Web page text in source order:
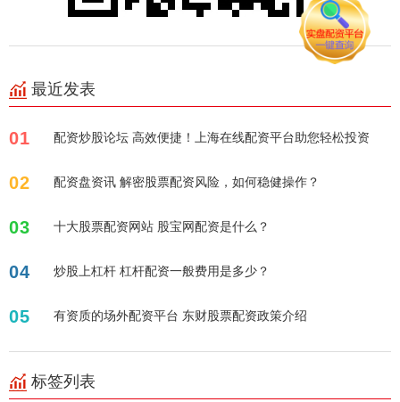
最近发表
01 配资炒股论坛 高效便捷！上海在线配资平台助您轻松投资
02 配资盘资讯 解密股票配资风险，如何稳健操作？
03 十大股票配资网站 股宝网配资是什么？
04 炒股上杠杆 杠杆配资一般费用是多少？
05 有资质的场外配资平台 东财股票配资政策介绍
标签列表